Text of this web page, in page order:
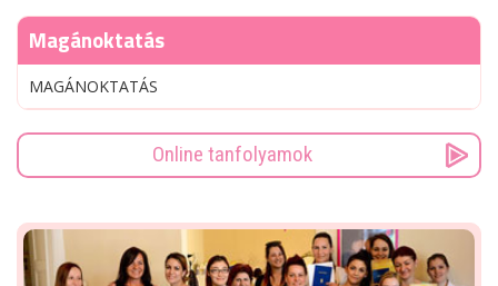
Magánoktatás
MAGÁNOKTATÁS
Online tanfolyamok